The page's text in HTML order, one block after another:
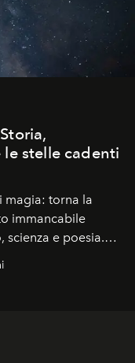
stelle cadenti
magia: torna la
immancabile
scienza e poesia.